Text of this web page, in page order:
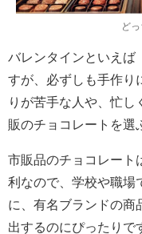
ど
バレンタインといえば
すが、必ずしも手作り
りが苦手な人や、忙
販のチョコレートを選
市販品のチョコレート
利なので、学校や職場
に、有名ブランドの商
出するのにぴったりで